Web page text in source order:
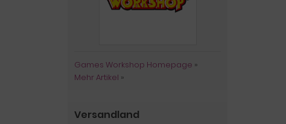
Games Workshop Homepage »
Mehr Artikel »
Versandland